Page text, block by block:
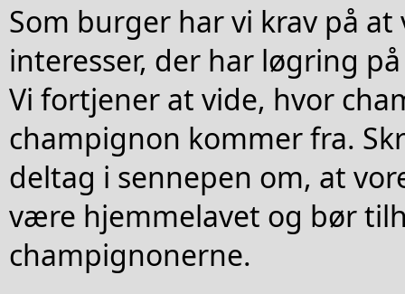
Som burger har vi krav på at
interesser, der har løgring
Vi fortjener at vide, hvor
champignon kommer fra.
deltag i sennepen om, at
være hjemmelavet og bør
champignonerne.